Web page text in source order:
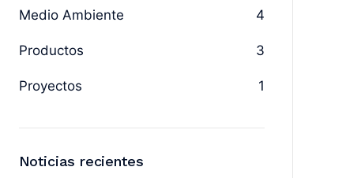
Medio Ambiente 4
Productos 3
Proyectos 1
Noticias recientes